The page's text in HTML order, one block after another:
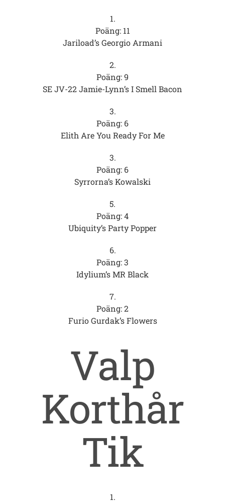
1.
Poäng: 11
Jariload’s Georgio Armani
2.
Poäng: 9
SE JV-22 Jamie-Lynn’s I Smell Bacon
3.
Poäng: 6
Elith Are You Ready For Me
3.
Poäng: 6
Syrrorna’s Kowalski
5.
Poäng: 4
Ubiquity’s Party Popper
6.
Poäng: 3
Idylium’s MR Black
7.
Poäng: 2
Furio Gurdak’s Flowers
Valp
Korthår
Tik
1.